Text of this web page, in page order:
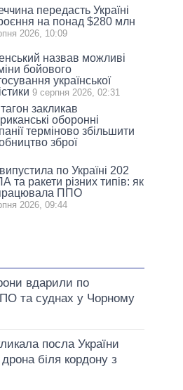
передасть Україні
на понад $280 млн
2026, 10:09
назвав можливі
бойового
української
9 серпня 2026, 02:31
закликав
оборонні
терміново збільшити
зброї
по Україні 202
та ракети різних типів: як
ППО
2026, 09:44
вдарили по
та суднах у Чорному
посла України
біля кордону з